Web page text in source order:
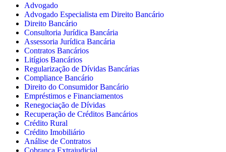
Advogado
Advogado Especialista em Direito Bancário
Direito Bancário
Consultoria Jurídica Bancária
Assessoria Jurídica Bancária
Contratos Bancários
Litígios Bancários
Regularização de Dívidas Bancárias
Compliance Bancário
Direito do Consumidor Bancário
Empréstimos e Financiamentos
Renegociação de Dívidas
Recuperação de Créditos Bancários
Crédito Rural
Crédito Imobiliário
Análise de Contratos
Cobrança Extrajudicial